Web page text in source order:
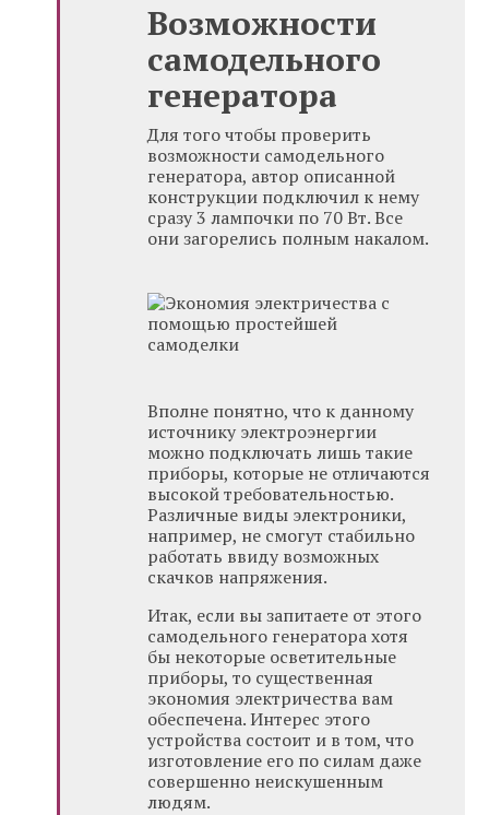
Возможности
самодельного
генератора
Для того чтобы проверить
возможности самодельного
генератора, автор описанной
конструкции подключил к нему
сразу 3 лампочки по 70 Вт. Все
они загорелись полным накалом.
Вполне понятно, что к данному
источнику электроэнергии
можно подключать лишь такие
приборы, которые не отличаются
высокой требовательностью.
Различные виды электроники,
например, не смогут стабильно
работать ввиду возможных
скачков напряжения.
Итак, если вы запитаете от этого
самодельного генератора хотя
бы некоторые осветительные
приборы, то существенная
экономия электричества вам
обеспечена. Интерес этого
устройства состоит и в том, что
изготовление его по силам даже
совершенно неискушенным
людям.